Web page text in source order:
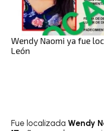
Wendy Naomi ya fue
León
Fue localizadaWendy